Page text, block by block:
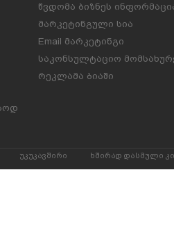
წვდომა ბიზნეს
მარკეტინგული სია
Email მარკეტინგი
საკონსულტაციო
რეკლამა ბიაში
უკუკავშირი ხშირად დასმული